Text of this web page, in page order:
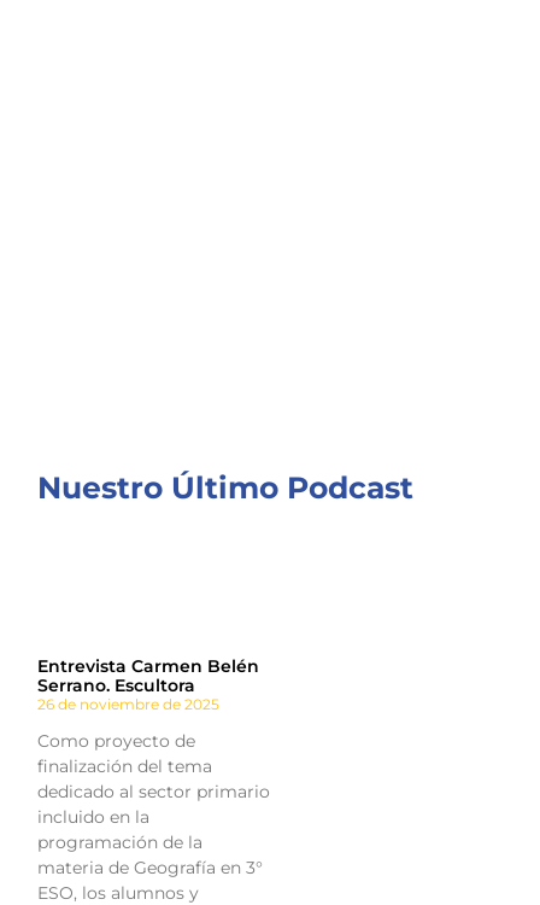
Nuestro Último Podcast
Entrevista Carmen Belén
Serrano. Escultora
26 de noviembre de 2025
Como proyecto de
finalización del tema
dedicado al sector primario
incluido en la
programación de la
materia de Geografía en 3°
ESO, los alumnos y